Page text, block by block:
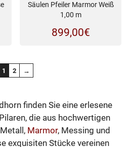
Säulen Pfeiler Marmor Weiß
1,00 m
899,00€
1 2 →
finden Sie eine erlesene
die aus hochwertigen
Marmor, Messing und
exquisiten Stücke vereinen